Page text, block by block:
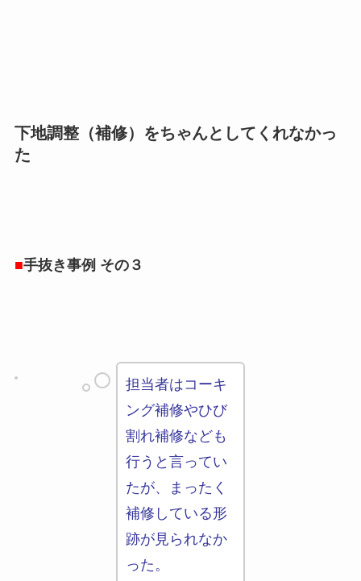
下地調整（補修）をちゃんとしてくれなかっ
た
■手抜き事例 その３
担当者はコーキ
ング補修やひび
割れ補修なども
行うと言ってい
たが、まったく
補修している形
跡が見られなか
った。